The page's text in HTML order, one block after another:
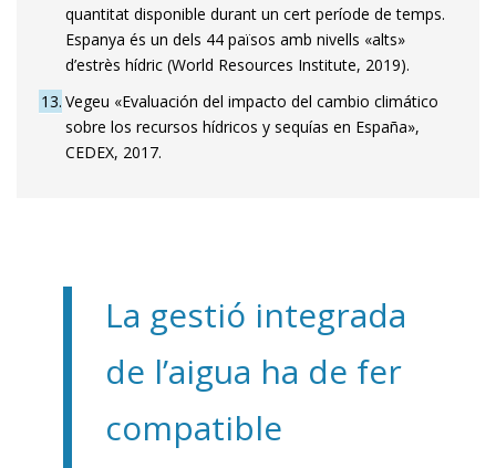
quantitat disponible durant un cert període de temps.
Espanya és un dels 44 països amb nivells «alts»
d’estrès hídric (World Resources Institute, 2019).
13 Vegeu «Evaluación del impacto del cambio climático
sobre los recursos hídricos y sequías en España»,
CEDEX, 2017.
La gestió integrada
de l’aigua ha de fer
compatible